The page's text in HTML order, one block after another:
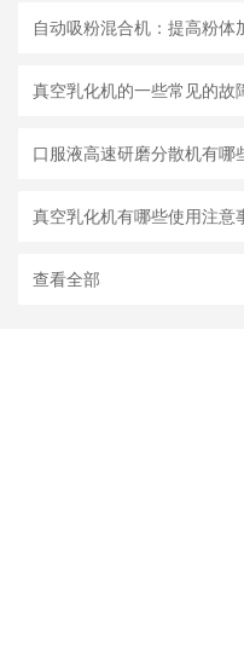
真空乳化机的一些常见的故
真空乳化机有哪些使用注意
查看全部